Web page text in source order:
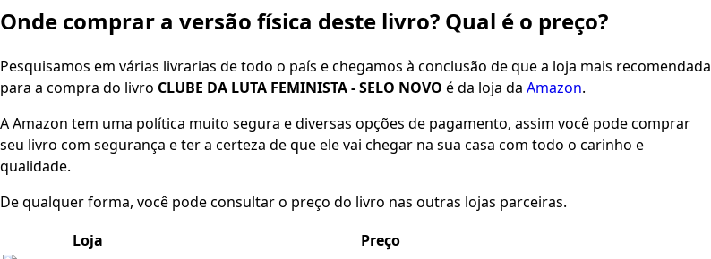
Onde comprar a versão física deste livro? Qual é o preço?
Pesquisamos em várias livrarias de todo o país e chegamos à conclusão de que a loja mais recomendada
para a compra do livro CLUBE DA LUTA FEMINISTA - SELO NOVO é da loja da Amazon.
A Amazon tem uma política muito segura e diversas opções de pagamento, assim você pode comprar
seu livro com segurança e ter a certeza de que ele vai chegar na sua casa com todo o carinho e
qualidade.
De qualquer forma, você pode consultar o preço do livro nas outras lojas parceiras.
Loja
Preço